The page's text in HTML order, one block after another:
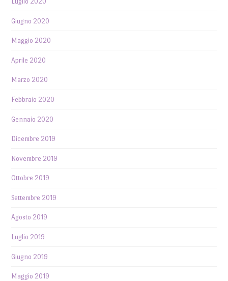
Giugno 2020
Maggio 2020
Aprile 2020
Marzo 2020
Febbraio 2020
Gennaio 2020
Dicembre 2019
Novembre 2019
Ottobre 2019
Settembre 2019
Agosto 2019
Luglio 2019
Giugno 2019
Maggio 2019